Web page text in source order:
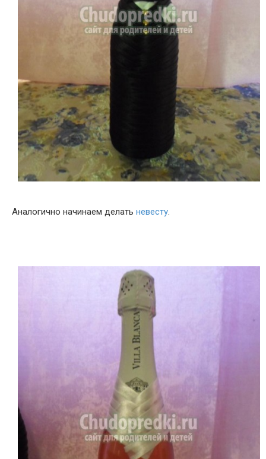
Аналогично начинаем делать невесту.